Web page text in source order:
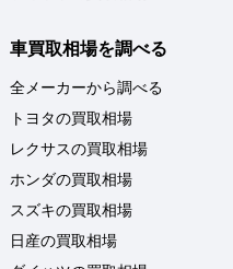
車買取相場を調べる
全メーカーから調べる
トヨタの買取相場
レクサスの買取相場
ホンダの買取相場
スズキの買取相場
日産の買取相場